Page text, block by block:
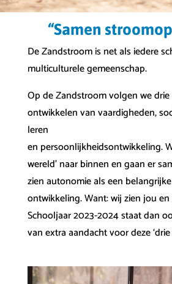
“Samen
De Zandstroom is net als iedere
multiculturele gemeenschap.
Op de Zandstroom volgen we
ontwikkelen van vaardigheden,
leren
en persoonlijkheidsontwikkeling.
wereld’ naar binnen en gaan er
zien autonomie als een
ontwikkeling. Want: wij zien jou
Schooljaar 2023-2024 staat dan
van extra aandacht voor deze ‘drie